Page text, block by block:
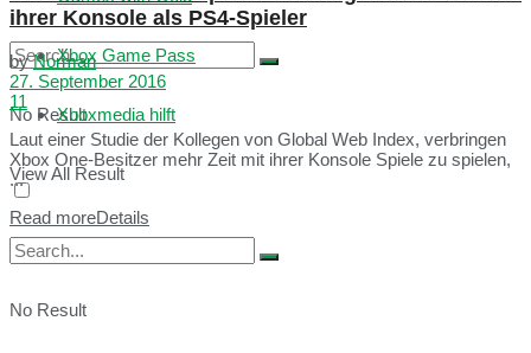
No Result
View All Result
Xbox Game Pass
Xboxmedia hilft
No Result
ihrer Konsole als PS4-Spieler
by Norman
27. September 2016
11
Laut einer Studie der Kollegen von Global Web Index, verbringen
Xbox One-Besitzer mehr Zeit mit ihrer Konsole Spiele zu spielen,
...
Read moreDetails